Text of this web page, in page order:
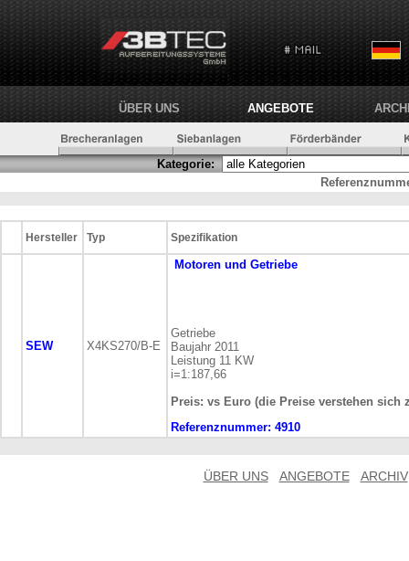
ÜBER UNS ANGEBOTE
Kategorie:
Hersteller Typ Spezifikation
SEW X4KS270/B-E
Motoren und Getriebe
Getriebe
Baujahr 2011
Leistung 11 KW
i=1:187,66
Preis: vs Euro (die Preise verstehen sich
Referenznummer: 4910
ÜBER UNS ANGEBOTE ARCHIV